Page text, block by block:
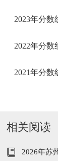
2023年分数
2022年分数
2021年分数
相关阅读
2026年苏